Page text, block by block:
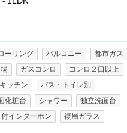
ーリング バルコニー
都市ガス
ガスコンロ
コンロ２口以上
ッチン
バス・トイレ別
化粧台
シャワー
独立洗面台
インターホン
複層ガラス